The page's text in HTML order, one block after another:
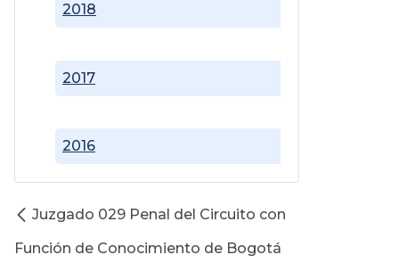
2016
2017
2018
Juzgado 029 Penal del Circuito con
Función de Conocimiento de Bogotá